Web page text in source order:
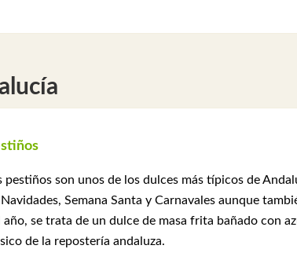
pestiños son unos de los dulces más típicos de
Semana Santa y Carnavales aunque
año, se trata de un dulce de masa frita bañado con
de la repostería andaluza.